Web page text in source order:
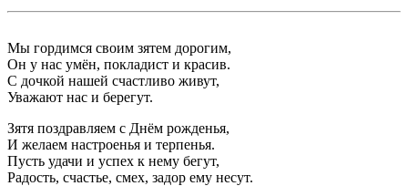
Мы гордимся своим зятем дорогим,
Он у нас умён, покладист и красив.
С дочкой нашей счастливо живут,
Уважают нас и берегут.
Зятя поздравляем с Днём рожденья,
И желаем настроенья и терпенья.
Пусть удачи и успех к нему бегут,
Радость, счастье, смех, задор ему несут.